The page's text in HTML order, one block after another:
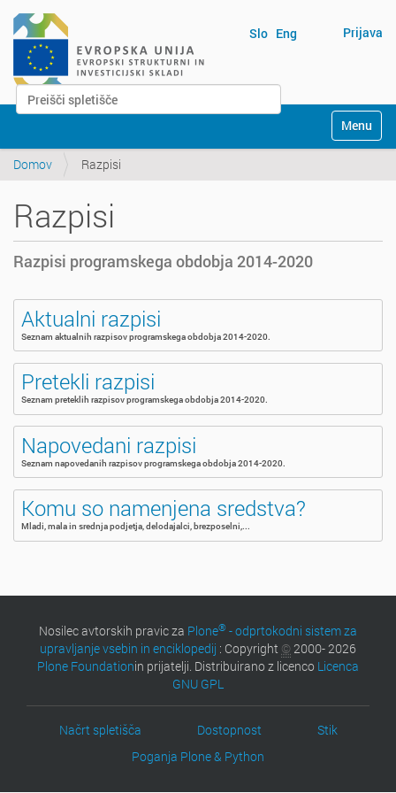
Išči po spletišču
Prijava
Slo Eng
v
Toggle
Domov Razpisi
Razpisi
Razpisi programskega obdobja 2014-2020
Aktualni razpisi
Seznam aktualnih razpisov programskega obdobja 2014-2020.
Pretekli razpisi
Seznam preteklih razpisov programskega obdobja 2014-2020.
Napovedani razpisi
Seznam napovedanih razpisov programskega obdobja 2014-2020.
Komu so namenjena sredstva?
Mladi, mala in srednja podjetja, delodajalci, brezposelni,...
Nosilec avtorskih pravic za Plone® - odprtokodni sistem za
upravljanje vsebin in enciklopedij : Copyright © 2000- 2026
Plone Foundationin prijatelji. Distribuirano z licenco Licenca
GNU GPL
Načrt spletišča Dostopnost
Stik
Poganja Plone & Python